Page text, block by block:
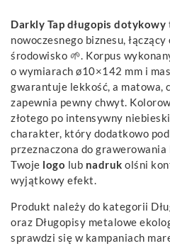
Darkly Tap długopis dotykowy
nowoczesnego biznesu,
środowisko 🌱. Korpus
o wymiarach ø10×142 mm i
gwarantuje lekkość, a matowa,
zapewnia pewny chwyt.
złotego po intensywny
charakter, który dodatkowo
przeznaczona do
Twoje logo lub nadruk olśni
wyjątkowy efekt.
Produkt należy do kategorii
oraz Długopisy metalowe
sprawdzi się w kampaniach